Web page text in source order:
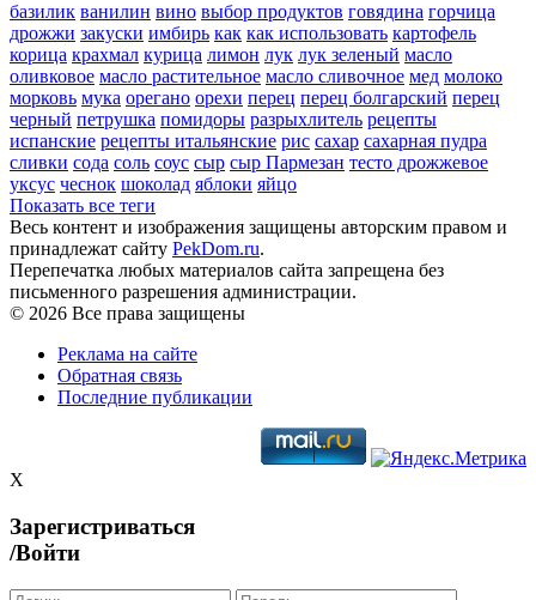
базилик ванилин вино выбор продуктов говядина горчица
дрожжи закуски имбирь как как использовать картофель
корица крахмал курица лимон лук лук зеленый масло
оливковое масло растительное масло сливочное мед молоко
морковь мука орегано орехи перец перец болгарский перец
черный петрушка помидоры разрыхлитель рецепты
испанские рецепты итальянские рис сахар сахарная пудра
сливки сода соль соус сыр сыр Пармезан тесто дрожжевое
уксус чеснок шоколад яблоки яйцо
Показать все теги
Весь контент и изображения защищены авторским правом и
принадлежат сайту PekDom.ru.
Перепечатка любых материалов сайта запрещена без
письменного разрешения администрации.
© 2026 Все права защищены
Реклама на сайте
Обратная связь
Последние публикации
X
Зарегистриваться
/Войти